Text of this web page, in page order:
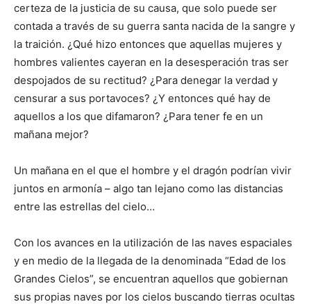
certeza de la justicia de su causa, que solo puede ser
contada a través de su guerra santa nacida de la sangre y
la traición. ¿Qué hizo entonces que aquellas mujeres y
hombres valientes cayeran en la desesperación tras ser
despojados de su rectitud? ¿Para denegar la verdad y
censurar a sus portavoces? ¿Y entonces qué hay de
aquellos a los que difamaron? ¿Para tener fe en un
mañana mejor?
Un mañana en el que el hombre y el dragón podrían vivir
juntos en armonía – algo tan lejano como las distancias
entre las estrellas del cielo…
Con los avances en la utilización de las naves espaciales
y en medio de la llegada de la denominada “Edad de los
Grandes Cielos”, se encuentran aquellos que gobiernan
sus propias naves por los cielos buscando tierras ocultas